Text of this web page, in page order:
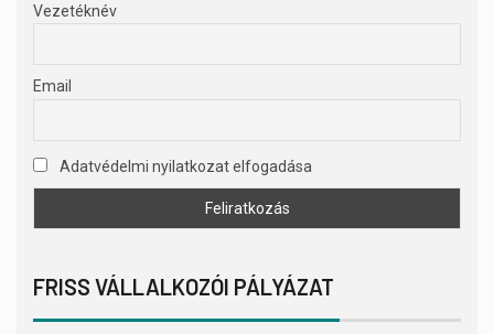
Vezetéknév
Email
Adatvédelmi nyilatkozat elfogadása
FRISS VÁLLALKOZÓI PÁLYÁZAT